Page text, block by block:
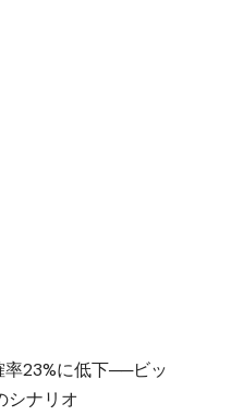
23%に低下──ビッ
シナリオ